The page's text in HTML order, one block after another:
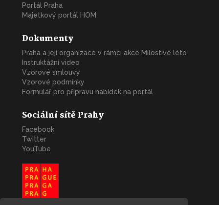
Portál Praha
Majetkový portál HOM
Dokumenty
Praha a její organizace v rámci akce Milostivé léto
Instruktážní video
Vzorové smlouvy
Vzorové podmínky
Formulář pro přípravu nabídek na portál
Sociální sítě Prahy
Facebook
Twitter
YouTube